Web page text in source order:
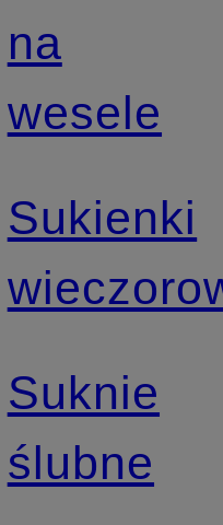
na
wesele
Sukienki
Suknie
ślubne